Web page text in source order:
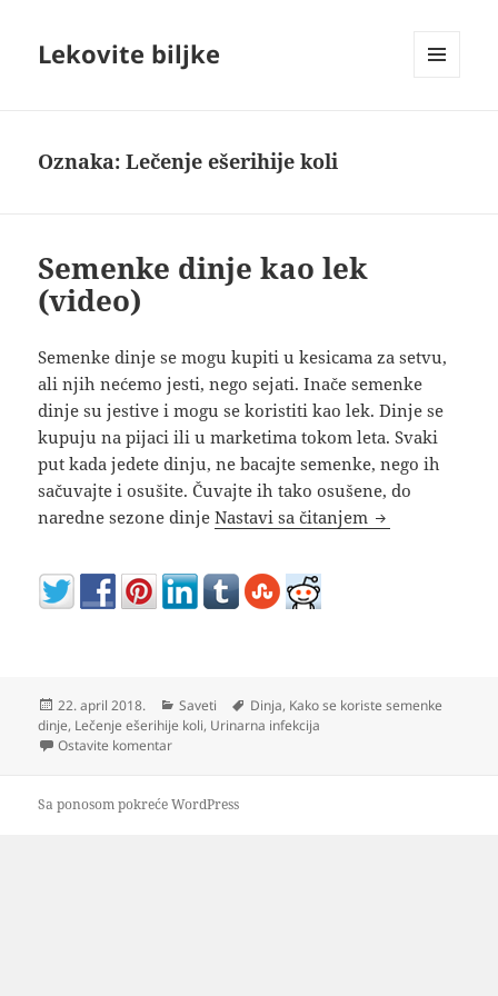
Lekovite biljke
Oznaka:Lečenje ešerihije koli
Semenke dinje kao lek
(video)
Semenke dinje se mogu kupiti u kesicama za setvu,
ali njih nećemo jesti, nego sejati. Inače semenke
dinje su jestive i mogu se koristiti kao lek. Dinje se
kupuju na pijaci ili u marketima tokom leta. Svaki
put kada jedete dinju, ne bacajte semenke, nego ih
sačuvajte i osušite. Čuvajte ih tako osušene, do
naredne sezone dinjeNastavi sa čitanjem Semenke
Objavljeno
22. april 2018. Kategorije
Saveti Oznake
Dinja, Kako se koriste semenke
dinje, Lečenje ešerihije koli, Urinarna infekcija
Ostavite komentarna Semenke dinje kao lek (video)
Sa ponosom pokreće WordPress